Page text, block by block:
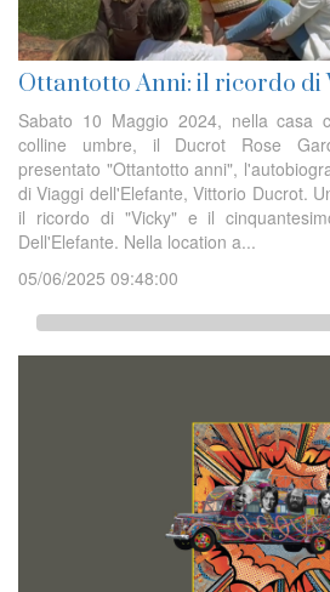
Ottantotto Anni: il ricordo
Sabato 10 Maggio 2024, nella casa
colline umbre, il Ducrot Rose
presentato "Ottantotto anni",
di Viaggi dell'Elefante, Vittorio Ducrot.
il ricordo di "Vicky" e il
Dell'Elefante. Nella location a...
05/06/2025 09:48:00